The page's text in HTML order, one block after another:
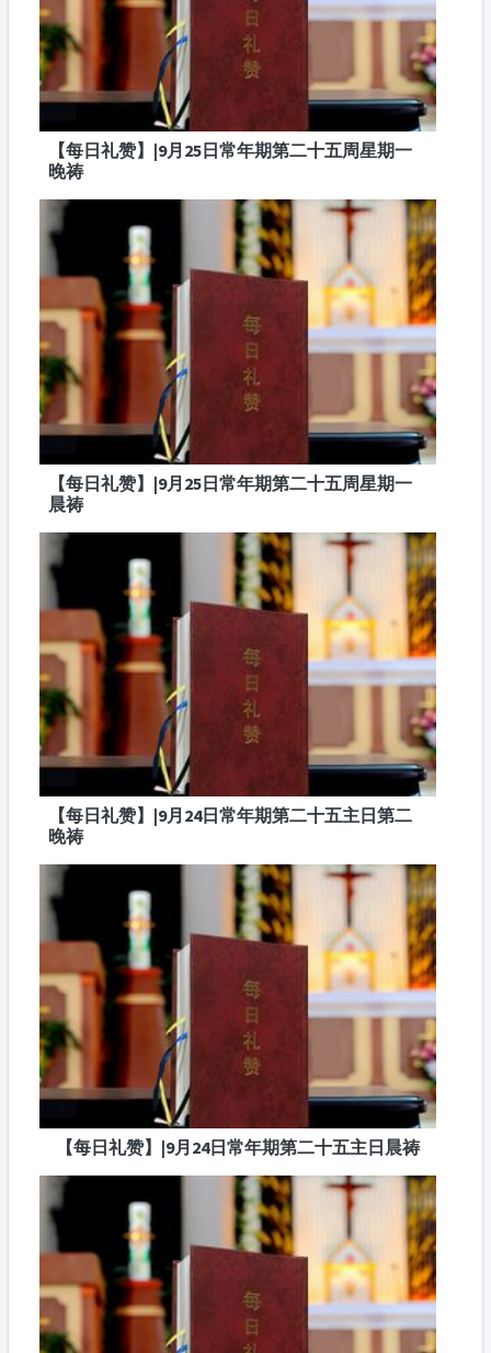
【每日礼赞】|9月25日常年期第二十五周星期一
晚祷
【每日礼赞】|9月25日常年期第二十五周星期一
晨祷
【每日礼赞】|9月24日常年期第二十五主日第二
晚祷
【每日礼赞】|9月24日常年期第二十五主日晨祷